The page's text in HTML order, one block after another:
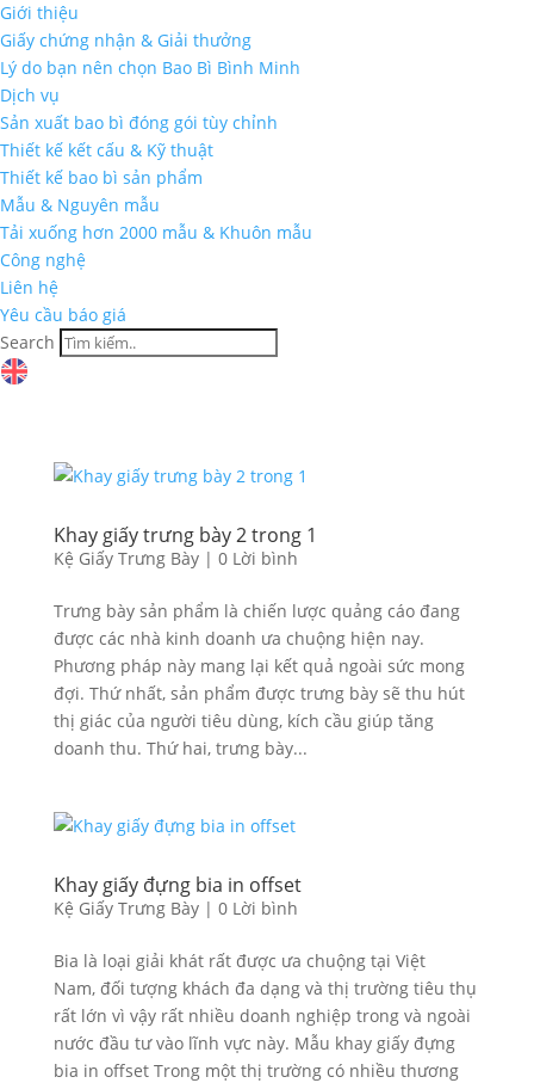
Giới thiệu
Giấy chứng nhận & Giải thưởng
Lý do bạn nên chọn Bao Bì Bình Minh
Dịch vụ
Sản xuất bao bì đóng gói tùy chỉnh
Thiết kế kết cấu & Kỹ thuật
Thiết kế bao bì sản phẩm
Mẫu & Nguyên mẫu
Tải xuống hơn 2000 mẫu & Khuôn mẫu
Công nghệ
Liên hệ
Yêu cầu báo giá
Search
Khay giấy trưng bày 2 trong 1
Kệ Giấy Trưng Bày| 0 Lời bình
Trưng bày sản phẩm là chiến lược quảng cáo đang
được các nhà kinh doanh ưa chuộng hiện nay.
Phương pháp này mang lại kết quả ngoài sức mong
đợi. Thứ nhất, sản phẩm được trưng bày sẽ thu hút
thị giác của người tiêu dùng, kích cầu giúp tăng
doanh thu. Thứ hai, trưng bày...
Khay giấy đựng bia in offset
Kệ Giấy Trưng Bày| 0 Lời bình
Bia là loại giải khát rất được ưa chuộng tại Việt
Nam, đối tượng khách đa dạng và thị trường tiêu thụ
rất lớn vì vậy rất nhiều doanh nghiệp trong và ngoài
nước đầu tư vào lĩnh vực này. Mẫu khay giấy đựng
bia in offset Trong một thị trường có nhiều thương